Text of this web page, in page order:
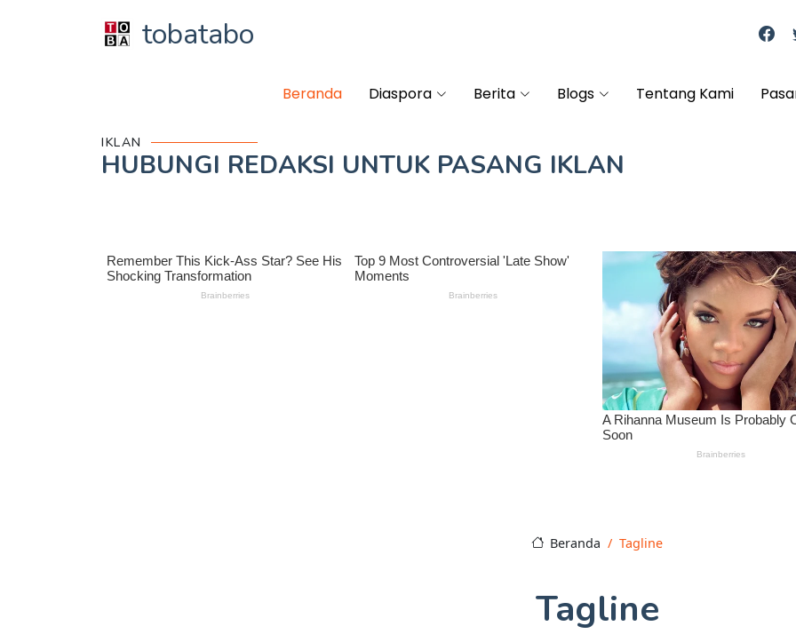
tobatabo
Beranda Diaspora Berita Blogs Tentang Kami
IKLAN
HUBUNGI REDAKSI UNTUK PASANG IKLAN
Beranda Tagline
Tagline